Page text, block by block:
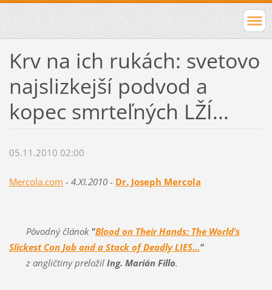
Krv na ich rukách: svetovo
najslizkejší podvod a
kopec smrteľných LŽÍ...
05.11.2010 02:00
Mercola.com - 4.XI.2010- Dr. Joseph Mercola
Pôvodný článok "Blood on Their Hands: The World’s
Slickest Con Job and a Stack of Deadly LIES..."
z angličtiny preložil Ing. Marián Fillo.